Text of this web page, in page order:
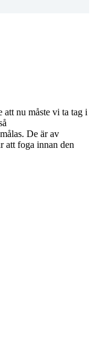
att nu måste vi ta tag i
De är av
att foga innan den